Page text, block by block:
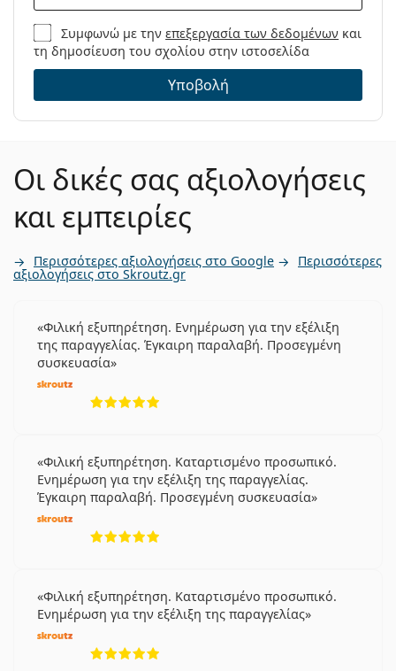
Συμφωνώ με τηνεπεξεργασία των δεδομένων και
τη δημοσίευση του σχολίου στην ιστοσελίδα
Υποβολή
Οι δικές σας αξιολογήσεις
και εμπειρίες
Περισσότερες αξιολογήσεις στο Google Περισσότερες
αξιολογήσεις στο Skroutz.gr
Φιλική εξυπηρέτηση. Ενημέρωση για την εξέλιξη
της παραγγελίας. Έγκαιρη παραλαβή. Προσεγμένη
συσκευασία
Φιλική εξυπηρέτηση. Καταρτισμένο προσωπικό.
Ενημέρωση για την εξέλιξη της παραγγελίας.
Έγκαιρη παραλαβή. Προσεγμένη συσκευασία
Φιλική εξυπηρέτηση. Καταρτισμένο προσωπικό.
Ενημέρωση για την εξέλιξη της παραγγελίας